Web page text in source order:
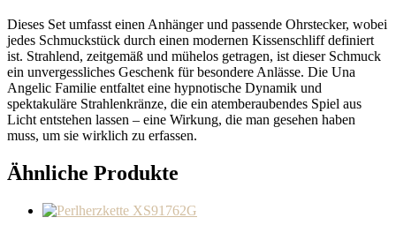
Dieses Set umfasst einen Anhänger und passende Ohrstecker, wobei
jedes Schmuckstück durch einen modernen Kissenschliff definiert
ist. Strahlend, zeitgemäß und mühelos getragen, ist dieser Schmuck
ein unvergessliches Geschenk für besondere Anlässe. Die Una
Angelic Familie entfaltet eine hypnotische Dynamik und
spektakuläre Strahlenkränze, die ein atemberaubendes Spiel aus
Licht entstehen lassen – eine Wirkung, die man gesehen haben
muss, um sie wirklich zu erfassen.
Ähnliche Produkte